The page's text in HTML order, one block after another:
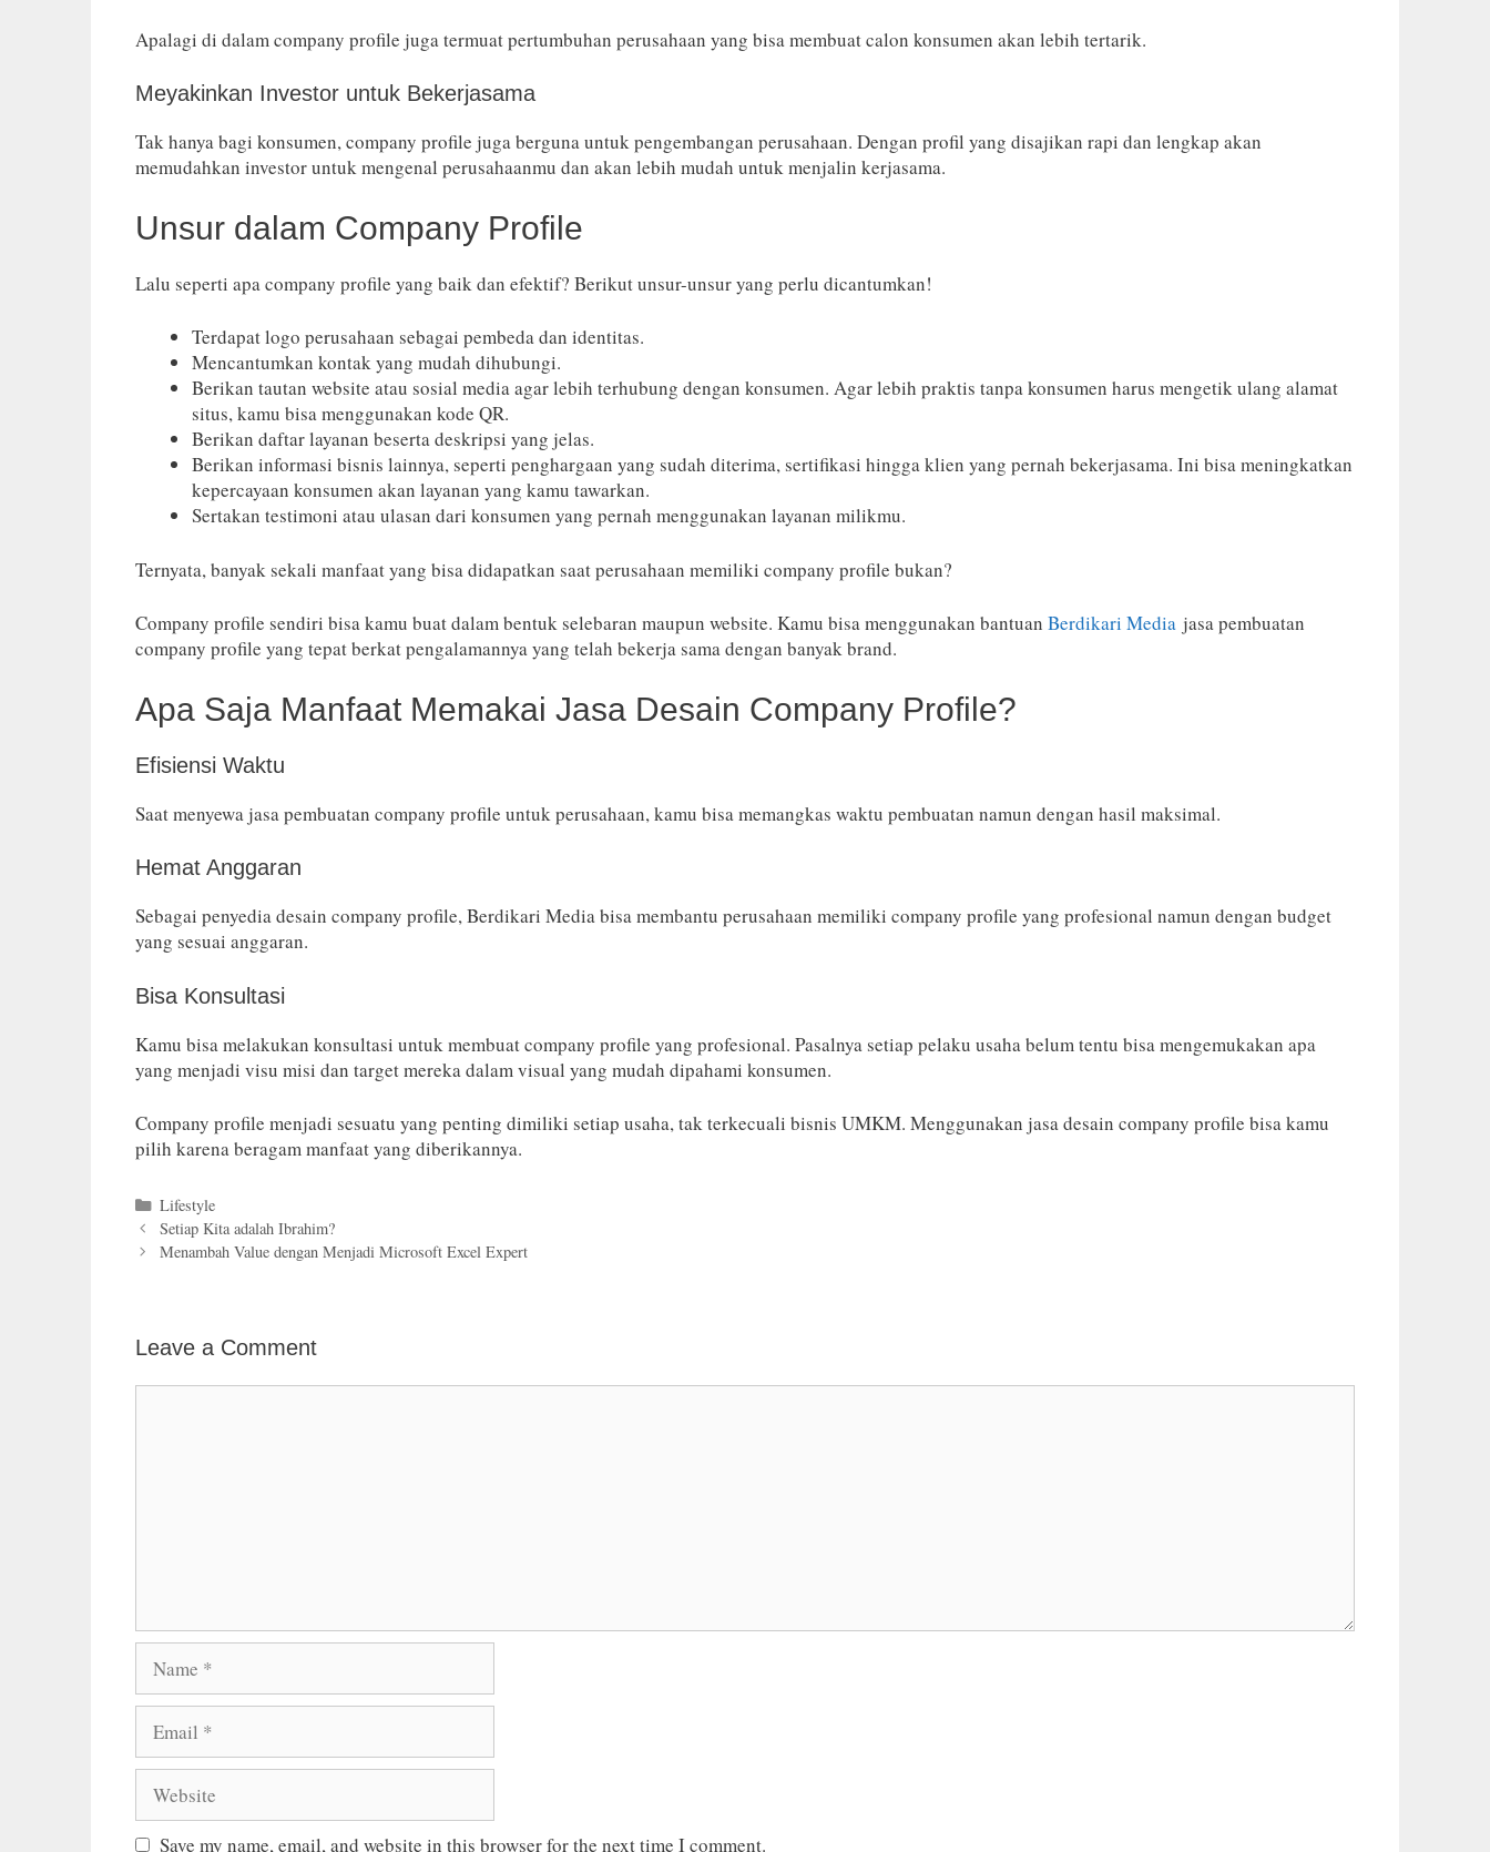
Apalagi di dalam company profile juga termuat pertumbuhan perusahaan yang bisa membuat calon konsumen akan lebih tertarik.
Meyakinkan Investor untuk Bekerjasama
Tak hanya bagi konsumen, company profile juga berguna untuk pengembangan perusahaan. Dengan profil yang disajikan rapi dan lengkap akan
memudahkan investor untuk mengenal perusahaanmu dan akan lebih mudah untuk menjalin kerjasama.
Unsur dalam Company Profile
Lalu seperti apa company profile yang baik dan efektif? Berikut unsur-unsur yang perlu dicantumkan!
Terdapat logo perusahaan sebagai pembeda dan identitas.
Mencantumkan kontak yang mudah dihubungi.
Berikan tautan website atau sosial media agar lebih terhubung dengan konsumen. Agar lebih praktis tanpa konsumen harus mengetik ulang alamat
situs, kamu bisa menggunakan kode QR.
Berikan daftar layanan beserta deskripsi yang jelas.
Berikan informasi bisnis lainnya, seperti penghargaan yang sudah diterima, sertifikasi hingga klien yang pernah bekerjasama. Ini bisa meningkatkan
kepercayaan konsumen akan layanan yang kamu tawarkan.
Sertakan testimoni atau ulasan dari konsumen yang pernah menggunakan layanan milikmu.
Ternyata, banyak sekali manfaat yang bisa didapatkan saat perusahaan memiliki company profile bukan?
Company profile sendiri bisa kamu buat dalam bentuk selebaran maupun website. Kamu bisa menggunakan bantuan Berdikari Media jasa pembuatan
company profile yang tepat berkat pengalamannya yang telah bekerja sama dengan banyak brand.
Apa Saja Manfaat Memakai Jasa Desain Company Profile?
Efisiensi Waktu
Saat menyewa jasa pembuatan company profile untuk perusahaan, kamu bisa memangkas waktu pembuatan namun dengan hasil maksimal.
Hemat Anggaran
Sebagai penyedia desain company profile, Berdikari Media bisa membantu perusahaan memiliki company profile yang profesional namun dengan budget
yang sesuai anggaran.
Bisa Konsultasi
Kamu bisa melakukan konsultasi untuk membuat company profile yang profesional. Pasalnya setiap pelaku usaha belum tentu bisa mengemukakan apa
yang menjadi visu misi dan target mereka dalam visual yang mudah dipahami konsumen.
Company profile menjadi sesuatu yang penting dimiliki setiap usaha, tak terkecuali bisnis UMKM. Menggunakan jasa desain company profile bisa kamu
pilih karena beragam manfaat yang diberikannya.
Categories
Lifestyle
Setiap Kita adalah Ibrahim?
Menambah Value dengan Menjadi Microsoft Excel Expert
Leave a Comment
Save my name, email, and website in this browser for the next time I comment.